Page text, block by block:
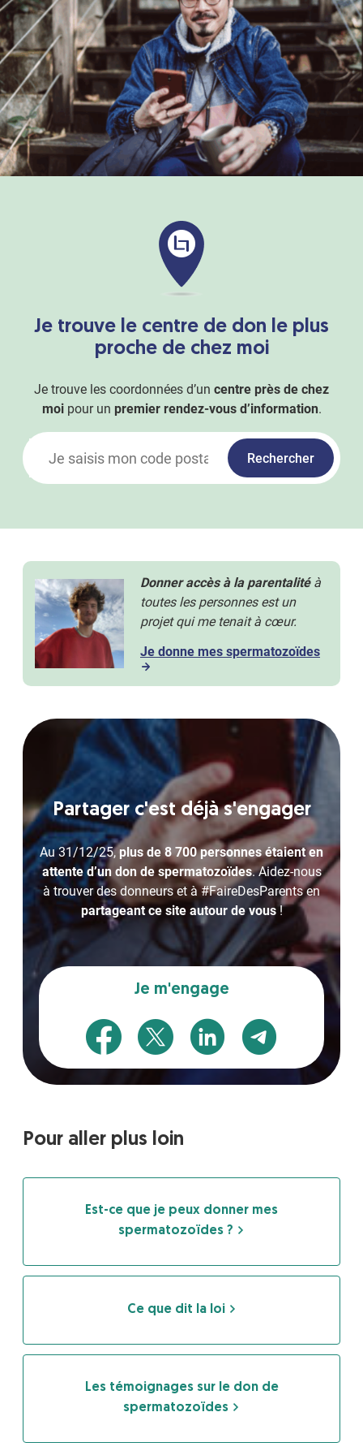
Je trouve le centre de don le plus
proche de chez moi
Je trouve les coordonnées d’un centre près de chez
moipour un premier rendez-vous d’information.
Rechercher
Donner accès à la parentalitéà
toutes les personnes est un
projet qui me tenait à cœur.
Je donne mes spermatozoïdes
Partager c'est déjà s'engager
Au 31/12/25, plus de 8 700 personnes étaient en
attente d’un don de spermatozoïdes. Aidez-nous
à trouver des donneurs et à #FaireDesParents en
partageant ce site autour de vous!
Je m'engage
Pour aller plus loin
Est-ce que je peux donner mes
spermatozoïdes ?
Ce que dit la loi
Les témoignages sur le don de
spermatozoïdes